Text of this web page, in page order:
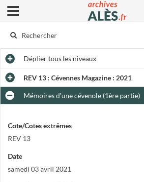
Archives municipales d'Alès
Ouvrir le menu déroulant
Dépliertous les niveaux
REV 13 : Cévennes Magazine : 2021
Mémoires d'une cévenole (1ère partie)
Cote/Cotes extrêmes
REV 13
Date
samedi 03 avril 2021